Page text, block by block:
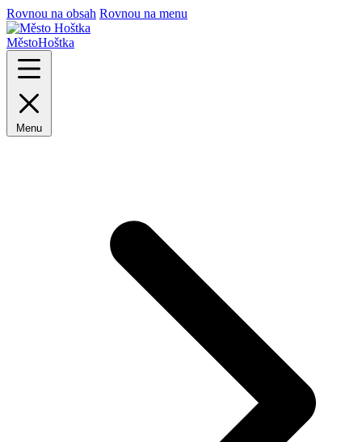
Rovnou na obsah Rovnou na menu
MěstoHoštka
Menu